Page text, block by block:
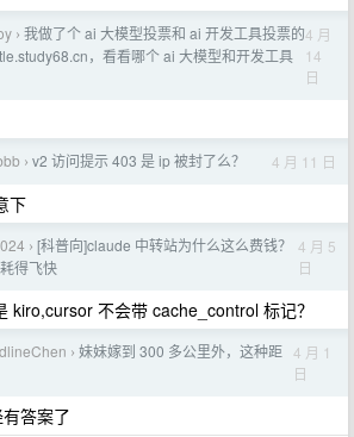
› 我做了个 ai 大模型投票和 ai 开发工具投票的
，看看哪个 ai 大模型和开发工具
4 月
14
日
› v2 访问提示 403 是 ip 被封了么？ 4 月 11 日
下
› [科普向]claude 中转站为什么这么费钱？
得飞快
4 月 5
日
kiro,cursor 不会带 cache_control 标记？
› 妹妹嫁到 300 多公里外，这种距 4 月 1
日
答案了